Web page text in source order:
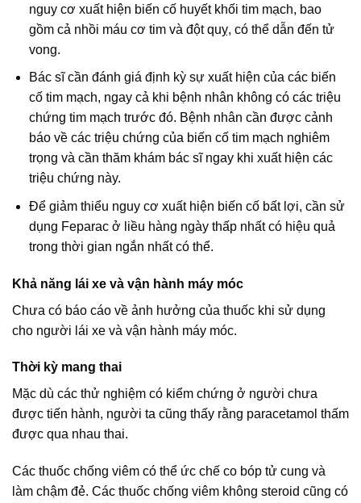
nguy cơ xuất hiện biến cố huyết khối tim mạch, bao
gồm cả nhồi máu cơ tim và đột quỵ, có thể dẫn đến tử
vong.
Bác sĩ cần đánh giá định kỳ sự xuất hiện của các biến
cố tim mạch, ngay cả khi bệnh nhân không có các triệu
chứng tim mạch trước đó. Bệnh nhân cần được cảnh
báo về các triệu chứng của biến cố tim mạch nghiêm
trọng và cần thăm khám bác sĩ ngay khi xuất hiện các
triệu chứng này.
Để giảm thiểu nguy cơ xuất hiện biến cố bất lợi, cần sử
dụng Feparac ở liều hàng ngày thấp nhất có hiệu quả
trong thời gian ngắn nhất có thể.
Khả năng lái xe và vận hành máy móc
Chưa có báo cáo về ảnh hưởng của thuốc khi sử dụng
cho người lái xe và vận hành máy móc.
Thời kỳ mang thai
Mặc dù các thử nghiệm có kiểm chứng ở người chưa
được tiến hành, người ta cũng thấy rằng paracetamol thấm
được qua nhau thai.
Các thuốc chống viêm có thể ức chế co bóp tử cung và
làm chậm đẻ. Các thuốc chống viêm không steroid cũng có